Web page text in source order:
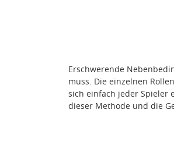
Erschwerende
muss. Die einzelnen
sich einfach jeder Spieler
dieser Methode und die